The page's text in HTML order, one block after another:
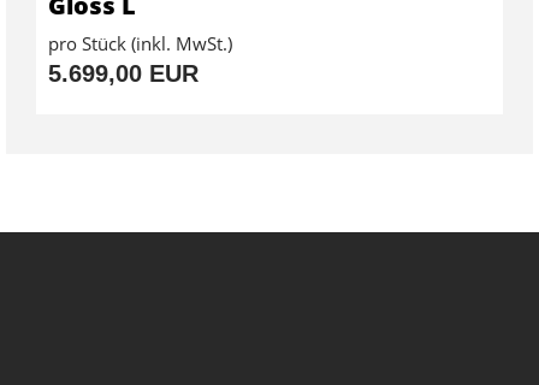
pro Stück (inkl. MwSt.)
5.699,00 EUR